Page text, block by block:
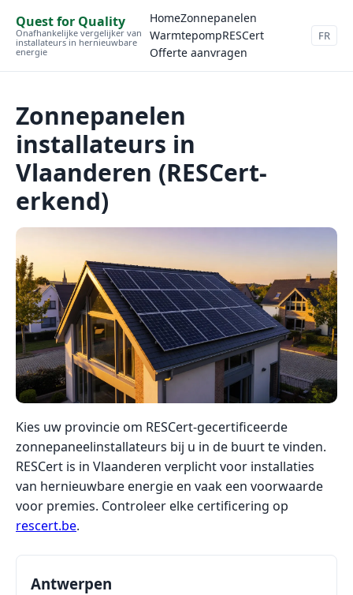
Quest for Quality
Onafhankelijke vergelijker van
installateurs in hernieuwbare
energie
HomeZonnepanelen
WarmtepompRESCert
Offerte aanvragen
FR
Zonnepanelen
installateurs in
Vlaanderen (RESCert-
erkend)
Kies uw provincie om RESCert-gecertificeerde
zonnepaneelinstallateurs bij u in de buurt te vinden.
RESCert is in Vlaanderen verplicht voor installaties
van hernieuwbare energie en vaak een voorwaarde
voor premies. Controleer elke certificering op
rescert.be.
Antwerpen